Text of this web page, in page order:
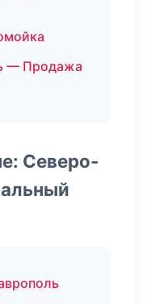
— Продажа
Северо-